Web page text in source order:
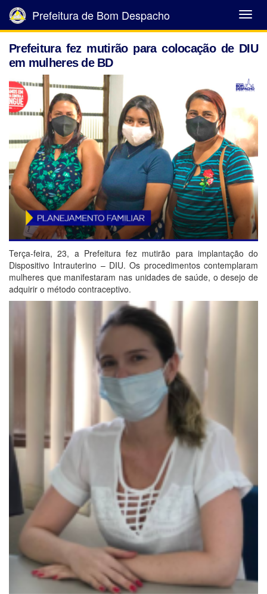
Abrir
Menu
Prefeitura de Bom Despacho
Prefeitura fez mutirão para colocação de DIU
em mulheres de BD
Terça-feira, 23, a Prefeitura fez mutirão para implantação do
Dispositivo Intrauterino – DIU. Os procedimentos contemplaram
mulheres que manifestaram nas unidades de saúde, o desejo de
adquirir o método contraceptivo.